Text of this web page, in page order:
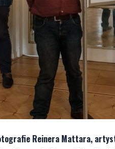
Reinera Mattara,